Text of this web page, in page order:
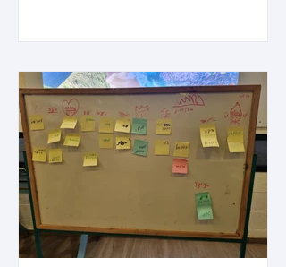
החלומות של הילדים - בין אם זה לדים למגרש,
בניית לוגו לתחנת המשטרה, קירות לקניון והכי
חשוב - חיבור עיר העתיד לתחנת החשמל
הראשית. מתכננים הדפסה של תחנת משטרה
פי שירטוט של עוז לומדים מוטוריקה עדינ